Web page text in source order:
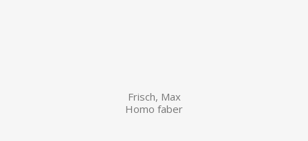
Frisch, Max
Homo faber